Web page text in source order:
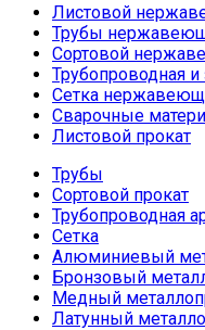
Листовой
Трубы
Сортовой
Трубопроводная и
Сетка
Сварочные
Листовой прокат
Трубы
Сортовой прокат
Трубопроводная
Сетка
Алюминиевый
Бронзовый
Медный
Латунный